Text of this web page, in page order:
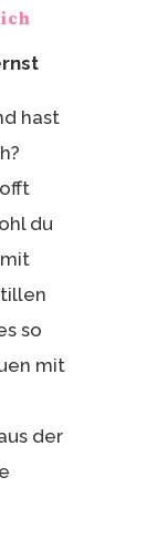
hast
du
so
mit
der